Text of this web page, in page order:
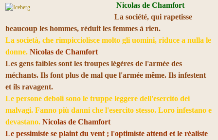
Nicolas de Chamfort
La société, qui rapetisse
beaucoup les hommes, réduit les femmes à rien.
La società, che rimpicciolisce molto gli uomini, riduce a nulla le
donne. Nicolas de Chamfort
Les gens faibles sont les troupes légères de l'armée des
méchants. Ils font plus de mal que l'armée même. Ils infestent
et ils ravagent.
Le persone deboli sono le truppe leggere dell'esercito dei
malvagi. Fanno più danni che l'esercito stesso. Loro infestano e
devastano. Nicolas de Chamfort
Le pessimiste se plaint du vent ; l'optimiste attend et le réaliste